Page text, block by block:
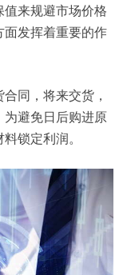
来规避市场价格
发挥着重要的作
同，将来交货，
避免日后购进原
锁定利润。